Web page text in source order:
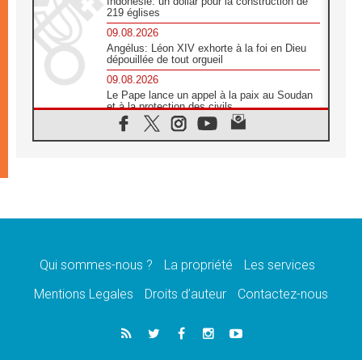
219 églises
09.08.2026
Angélus: Léon XIV exhorte à la foi en Dieu
dépouillée de tout orgueil
09.08.2026
Le Pape lance un appel à la paix au Soudan
et à la protection des civils
09.08.2026
Déclaration d'Addis-Abeba du SCEAM sur
08.08.2026
08.08.2026
la victoire de l'amour sur la mort
«Relancer l'empathie», le projet Triennal d'art
des Universités catholiques
Qui sommes-nous ? La propriété
Les services
Mentions Legales
Droits d’auteur Contactez-nous